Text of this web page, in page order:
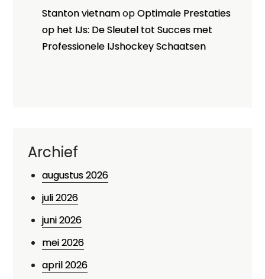
Stanton vietnamopOptimale Prestaties
op het IJs: De Sleutel tot Succes met
Professionele IJshockey Schaatsen
Archief
augustus 2026
juli 2026
juni 2026
mei 2026
april 2026